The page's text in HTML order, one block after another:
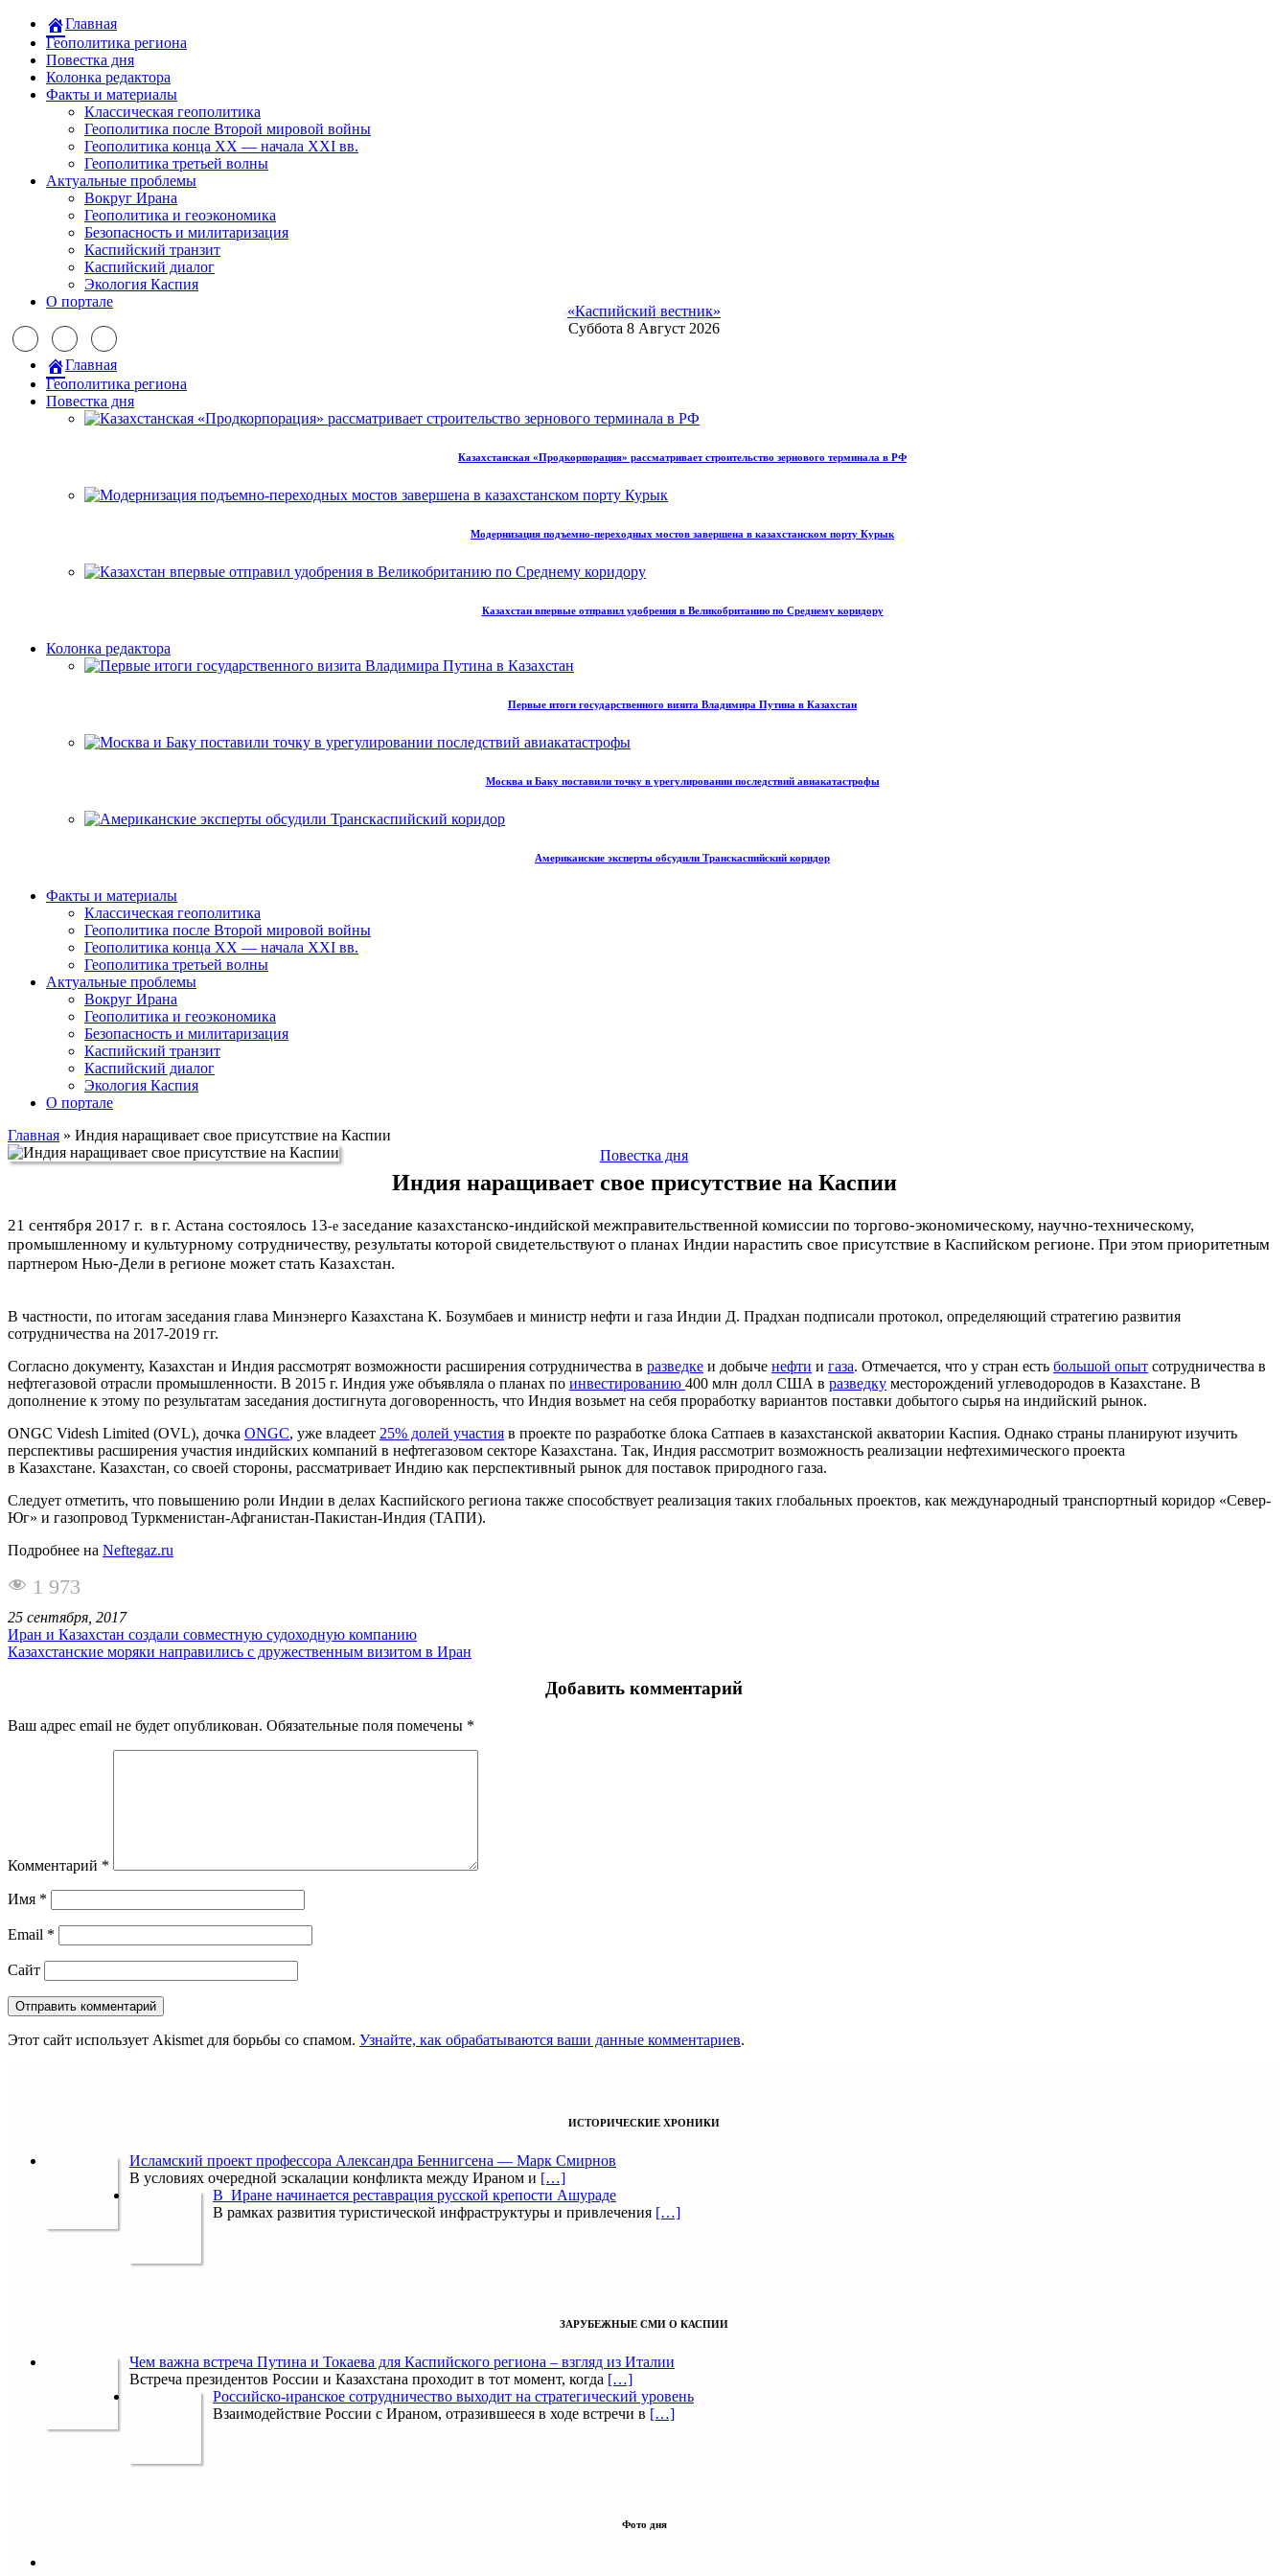
Главная
Геополитика региона
Повестка дня
Колонка редактора
Факты и материалы
Классическая геополитика
Геополитика после Второй мировой войны
Геополитика конца XX — начала XXI вв.
Геополитика третьей волны
Актуальные проблемы
Вокруг Ирана
Геополитика и геоэкономика
Безопасность и милитаризация
Каспийский транзит
Каспийский диалог
Экология Каспия
О портале
«Каспийский вестник»
Суббота 8 Август 2026
Главная
Геополитика региона
Повестка дня
Казахстанская «Продкорпорация» рассматривает строительство зернового терминала в РФ
Модернизация подъемно-переходных мостов завершена в казахстанском порту Курык
Казахстан впервые отправил удобрения в Великобританию по Среднему коридору
Колонка редактора
Первые итоги государственного визита Владимира Путина в Казахстан
Москва и Баку поставили точку в урегулировании последствий авиакатастрофы
Американские эксперты обсудили Транскаспийский коридор
Факты и материалы
Классическая геополитика
Геополитика после Второй мировой войны
Геополитика конца XX — начала XXI вв.
Геополитика третьей волны
Актуальные проблемы
Вокруг Ирана
Геополитика и геоэкономика
Безопасность и милитаризация
Каспийский транзит
Каспийский диалог
Экология Каспия
О портале
Главная » Индия наращивает свое присутствие на Каспии
Повестка дня
Индия наращивает свое присутствие на Каспии
21 сентября 2017 г. в г. Астана состоялось 13-е заседание казахстанско-индийской межправительственной комиссии по торгово-экономическому, научно-техническому,
промышленному и культурному сотрудничеству, результаты которой свидетельствуют о планах Индии нарастить свое присутствие в Каспийском регионе. При этом приоритетным
партнером Нью-Дели в регионе может стать Казахстан.
В частности, по итогам заседания глава Минэнерго Казахстана К. Бозумбаев и министр нефти и газа Индии Д. Прадхан подписали протокол, определяющий стратегию развития
сотрудничества на 2017-2019 гг.
Согласно документу, Казахстан и Индия рассмотрят возможности расширения сотрудничества в разведке и добыче нефти и газа. Отмечается, что у стран есть большой опыт сотрудничества в
нефтегазовой отрасли промышленности. В 2015 г. Индия уже объявляла о планах по инвестированию 400 млн долл США в разведку месторождений углеводородов в Казахстане. В
дополнение к этому по результатам заседания достигнута договоренность, что Индия возьмет на себя проработку вариантов поставки добытого сырья на индийский рынок.
ONGC Videsh Limited (OVL), дочка ONGC, уже владеет 25% долей участия в проекте по разработке блока Сатпаев в казахстанской акватории Каспия. Однако страны планируют изучить
перспективы расширения участия индийских компаний в нефтегазовом секторе Казахстана. Так, Индия рассмотрит возможность реализации нефтехимического проекта
в Казахстане. Казахстан, со своей стороны, рассматривает Индию как перспективный рынок для поставок природного газа.
Следует отметить, что повышению роли Индии в делах Каспийского региона также способствует реализация таких глобальных проектов, как международный транспортный коридор «Север-
Юг» и газопровод Туркменистан-Афганистан-Пакистан-Индия (ТАПИ).
Подробнее на Neftegaz.ru
1 973
25 сентября, 2017
Иран и Казахстан создали совместную судоходную компанию
Казахстанские моряки направились с дружественным визитом в Иран
Добавить комментарий
Ваш адрес email не будет опубликован. Обязательные поля помечены *
Комментарий *
Имя *
Email *
Сайт
Этот сайт использует Akismet для борьбы со спамом. Узнайте, как обрабатываются ваши данные комментариев.
ИСТОРИЧЕСКИЕ ХРОНИКИ
Исламский проект профессора Александра Беннигсена — Марк Смирнов
В условиях очередной эскалации конфликта между Ираном и […]
В Иране начинается реставрация русской крепости Ашураде
В рамках развития туристической инфраструктуры и привлечения […]
ЗАРУБЕЖНЫЕ СМИ О КАСПИИ
Чем важна встреча Путина и Токаева для Каспийского региона – взгляд из Италии
Встреча президентов России и Казахстана проходит в тот момент, когда […]
Российско-иранское сотрудничество выходит на стратегический уровень
Взаимодействие России с Ираном, отразившееся в ходе встречи в […]
Фото дня